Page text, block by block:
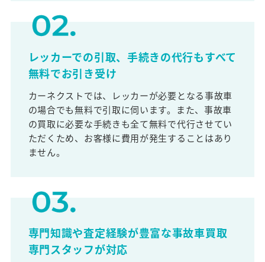
レッカーでの引取、手続きの代行もすべて
無料でお引き受け
カーネクストでは、レッカーが必要となる事故車
の場合でも無料で引取に伺います。また、事故車
の買取に必要な手続きも全て無料で代行させてい
ただくため、お客様に費用が発生することはあり
ません。
専門知識や査定経験が豊富な事故車買取
専門スタッフが対応